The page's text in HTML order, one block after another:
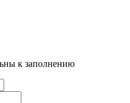
к заполнению